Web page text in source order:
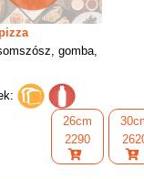
gomba,
26cm
2290